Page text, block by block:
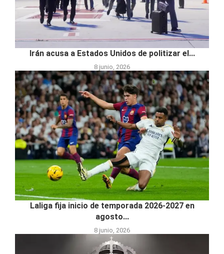
Irán acusa a Estados Unidos de politizar el...
8 junio, 2026
Laliga fija inicio de temporada 2026-2027 en
agosto...
8 junio, 2026